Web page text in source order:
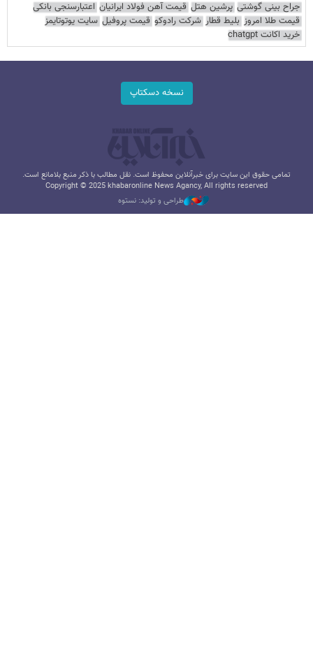
جراح بینی گوشتی پرشین هتل قیمت آهن فولاد ایرانیان اعتبارسنجی بانکی
قیمت طلا امروز بلیط قطار شرکت رادوکو قیمت پروفیل سایت یوتوتایمز
خرید اکانت chatgpt
نسخه دسکتاپ
تمامی حقوق این سایت برای خبرآنلاین محفوظ است. نقل مطالب با ذکر منبع بلامانع است.
Copyright © 2025 khabaronline News Agancy, All rights reserved
طراحی و تولید: نستوه